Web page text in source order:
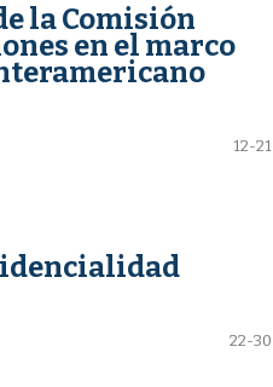
la Comisión
en el marco
12-21
22-30